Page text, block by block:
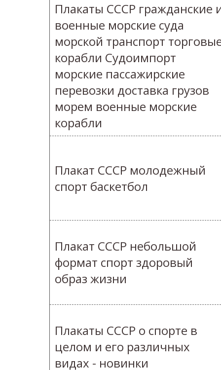
Плакаты СССР гражданские
военные морские суда
морской транспорт
корабли Судоимпорт
морские пассажирские
перевозки доставка грузов
морем военные морские
корабли
Плакат СССР молодежный
спорт баскетбол
Плакат СССР небольшой
формат спорт здоровый
образ жизни
Плакаты СССР о спорте в
целом и его различных
видах - новинки